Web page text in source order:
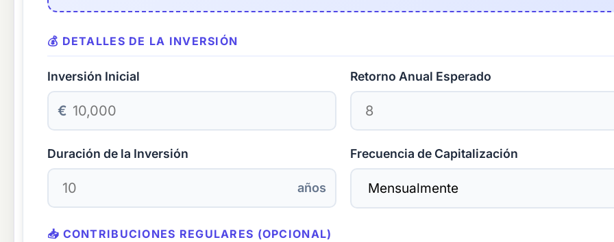
💰 DETALLES DE LA INVERSIÓN
Inversión Inicial
€
Retorno Anual Esperado
Duración de la Inversión
años
Frecuencia de Capitalización
📥 CONTRIBUCIONES REGULARES (OPCIONAL)